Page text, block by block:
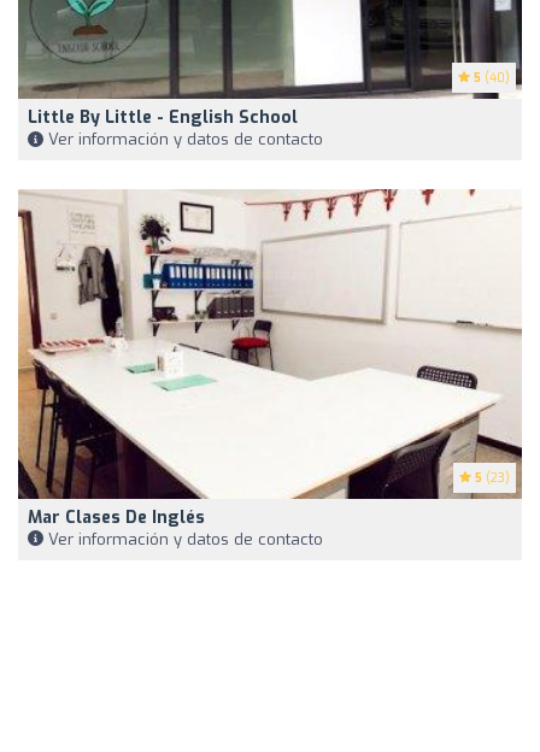
5 (40)
Little By Little - English School
Ver información y datos de contacto
5 (23)
Mar Clases De Inglés
Ver información y datos de contacto